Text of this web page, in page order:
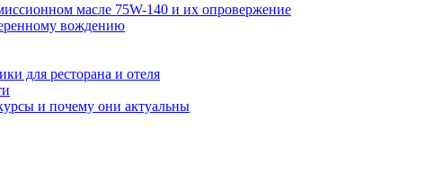
масле 75W-140 и их опровержение
вождению
для ресторана и отеля
и почему они актуальны